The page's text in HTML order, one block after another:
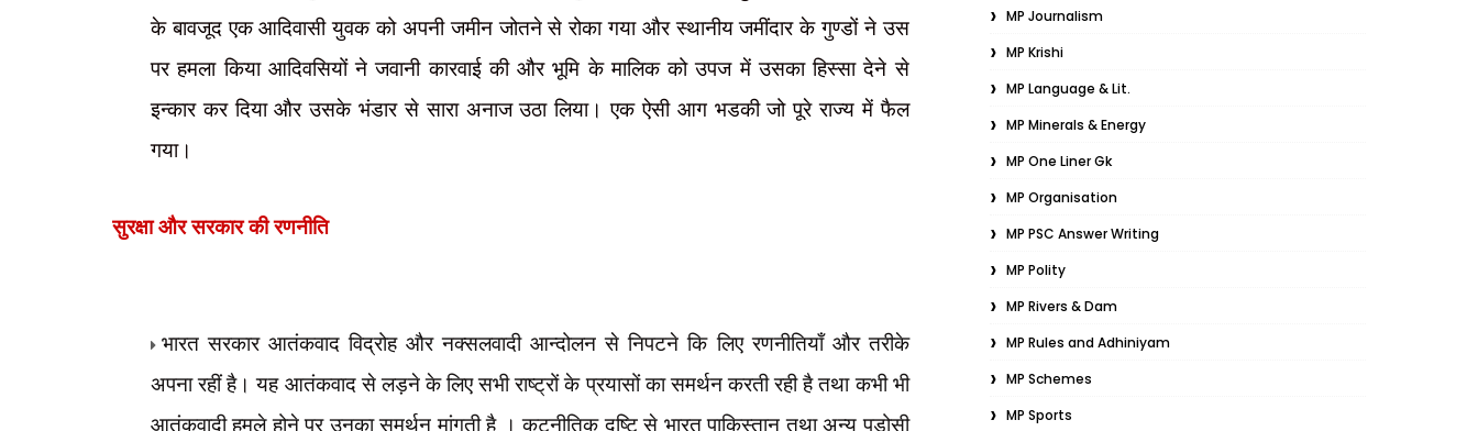
के बावजूद एक आदिवासी युवक को अपनी जमीन जोतने से रोका गया और स्थानीय जमींदार के गुण्डों ने उस
पर हमला किया आदिवसियों ने जवानी कारवाई की और भूमि के मालिक को उपज में उसका हिस्सा देने से
इन्कार कर दिया और उसके भंडार से सारा अनाज उठा लिया। एक ऐसी आग भडकी जो पूरे राज्य में फैल
गया।
सुरक्षा और सरकार की रणनीति
भारत सरकार आतंकवाद विद्रोह और नक्सलवादी आन्दोलन से निपटने कि लिए रणनीतियाँ और तरीके
अपना रहीं है। यह आतंकवाद से लड़ने के लिए सभी राष्ट्रों के प्रयासों का समर्थन करती रही है तथा कभी भी
आतंकवादी हमले होने पर उनका समर्थन मांगती है । कूटनीतिक दृष्टि से भारत पाकिस्तान तथा अन्य पड़ोसी
MP Journalism
MP Krishi
MP Language & Lit.
MP Minerals & Energy
MP One Liner Gk
MP Organisation
MP PSC Answer Writing
MP Polity
MP Rivers & Dam
MP Rules and Adhiniyam
MP Schemes
MP Sports